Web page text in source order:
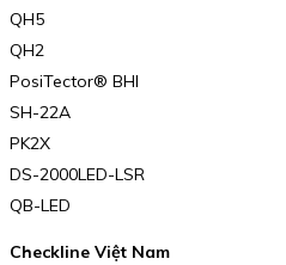
QH5
QH2
PosiTector® BHI
SH-22A
PK2X
DS-2000LED-LSR
QB-LED
Checkline Việt Nam